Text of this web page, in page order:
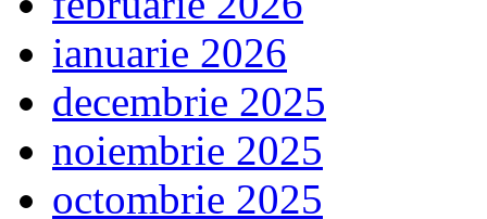
ianuarie 2026
decembrie 2025
noiembrie 2025
octombrie 2025